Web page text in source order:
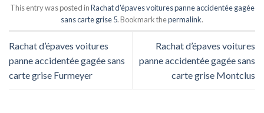
This entry was posted inRachat d'épaves voitures panne accidentée gagée
sans carte grise 5. Bookmark thepermalink.
Rachat d’épaves voitures
panne accidentée gagée sans
carte grise Furmeyer
Rachat d’épaves voitures
panne accidentée gagée sans
carte grise Montclus